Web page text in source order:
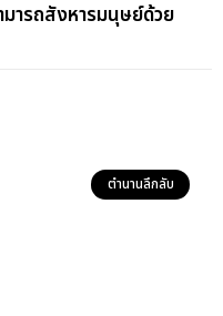
ารถสังหารมนุษย์ด้วย
ตำนานลึกลับ